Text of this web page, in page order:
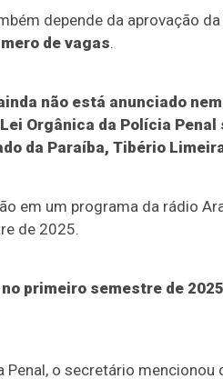
depende da aprovação da
de vagas.
não está anunciado
Orgânica da Polícia
da Paraíba, Tibério
em um programa da rádio
de 2025.
primeiro semestre de
Penal, o secretário